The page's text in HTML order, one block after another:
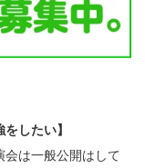
したい】
は一般公開はして